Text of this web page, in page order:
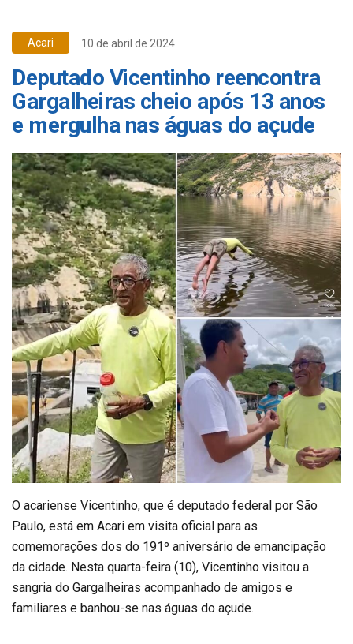
Acari 10 de abril de 2024
Deputado Vicentinho reencontra
Gargalheiras cheio após 13 anos
e mergulha nas águas do açude
O acariense Vicentinho, que é deputado federal por São
Paulo, está em Acari em visita oficial para as
comemorações dos do 191º aniversário de emancipação
da cidade. Nesta quarta-feira (10), Vicentinho visitou a
sangria do Gargalheiras acompanhado de amigos e
familiares e banhou-se nas águas do açude.